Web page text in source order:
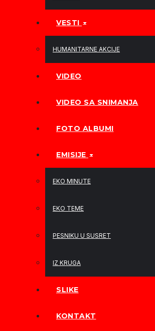
VESTI
HUMANITARNE AKCIJE
VIDEO
VIDEO SA SNIMANJA
FOTO ALBUMI
EMISIJE
EKO MINUTE
EKO TEME
PESNIKU U SUSRET
IZ KRUGA
SLIKE
KONTAKT